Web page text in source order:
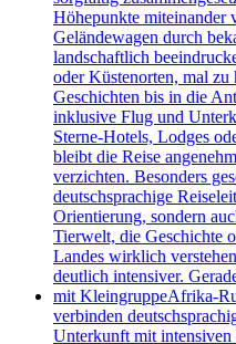
Höhepunkte miteinander
Geländewagen durch
landschaftlich
oder Küstenorten, mal zu
Geschichten bis in die
inklusive Flug und
Sterne-Hotels, Lodges
bleibt die Reise
verzichten. Besonders
deutschsprachige
Orientierung, sondern
Tierwelt, die Geschichte
Landes wirklich
deutlich intensiver.
mit KleingruppeAfrika-
verbinden
Unterkunft mit